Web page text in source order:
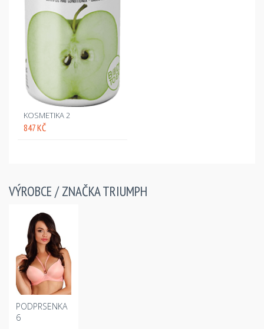
KOSMETIKA 2
847 KČ
VÝROBCE / ZNAČKATRIUMPH
PODPRSENKA
6